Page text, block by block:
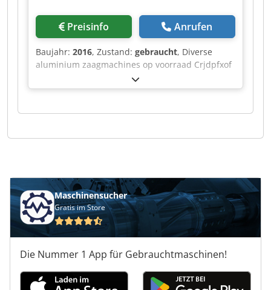
Preisinfo Anrufen
Baujahr: 2016, Zustand: gebraucht, Diverse
aluminium zaagmachines op voorraad Crjdpfxof
Maschinensucher
Gratis im Store
Die Nummer 1 App für Gebrauchtmaschinen!